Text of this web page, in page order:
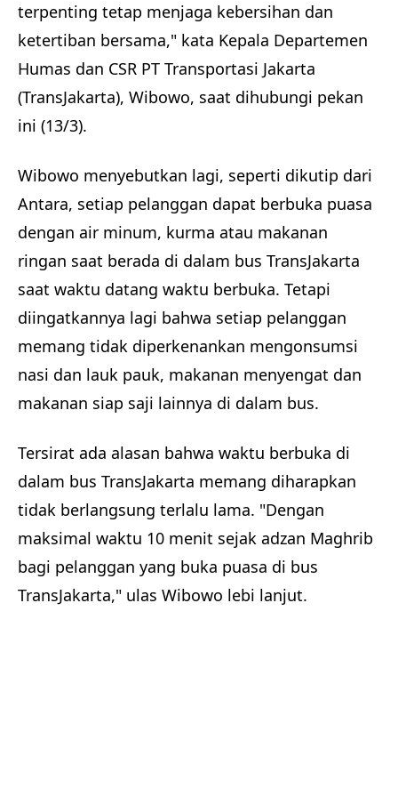
terpenting tetap menjaga kebersihan dan
ketertiban bersama," kata Kepala Departemen
Humas dan CSR PT Transportasi Jakarta
(TransJakarta), Wibowo, saat dihubungi pekan
ini (13/3).
Wibowo menyebutkan lagi, seperti dikutip dari
Antara, setiap pelanggan dapat berbuka puasa
dengan air minum, kurma atau makanan
ringan saat berada di dalam bus TransJakarta
saat waktu datang waktu berbuka. Tetapi
diingatkannya lagi bahwa setiap pelanggan
memang tidak diperkenankan mengonsumsi
nasi dan lauk pauk, makanan menyengat dan
makanan siap saji lainnya di dalam bus.
Tersirat ada alasan bahwa waktu berbuka di
dalam bus TransJakarta memang diharapkan
tidak berlangsung terlalu lama. "Dengan
maksimal waktu 10 menit sejak adzan Maghrib
bagi pelanggan yang buka puasa di bus
TransJakarta," ulas Wibowo lebi lanjut.